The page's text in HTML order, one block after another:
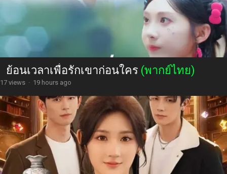
ย้อนเวลาเพื่อรักเขาก่อนใคร (พากย์ไทย)
17 views · 19 hours ago